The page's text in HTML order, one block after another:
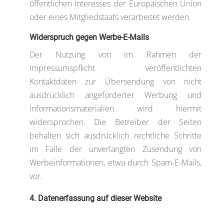
öffentlichen Interesses der Europäischen Union
oder eines Mitgliedstaats verarbeitet werden.
Widerspruch gegen Werbe-E-Mails
Der Nutzung von im Rahmen der
Impressumspflicht veröffentlichten
Kontaktdaten zur Übersendung von nicht
ausdrücklich angeforderter Werbung und
Informationsmaterialien wird hiermit
widersprochen. Die Betreiber der Seiten
behalten sich ausdrücklich rechtliche Schritte
im Falle der unverlangten Zusendung von
Werbeinformationen, etwa durch Spam-E-Mails,
vor.
4. Datenerfassung auf dieser Website